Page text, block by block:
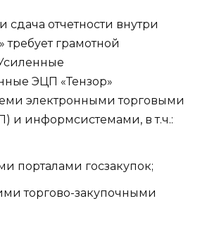
сдача отчетности внутри
требует грамотной
ЭЦП «Тензор»
электронными торговыми
и информсистемами, в т.ч.:
порталами госзакупок;
торгово-закупочными